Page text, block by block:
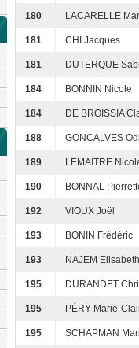
180 LACARELLE
181 CHI Jacques
181 DUTERQUE
184 BONNIN Nicole
184 DE BROISSIA
188 GONCALVES
189 LEMAITRE
190 BONNAL
192 VIOUX Joël
193 BONIN Frédéric
193 NAJEM Elisabeth
195 DURANDET
195 PÉRY Marie-
195 SCHAPMAN